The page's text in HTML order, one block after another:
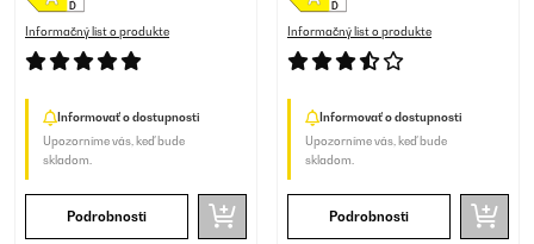
Informačný list o produkte
Informovať o dostupnosti
Upozorníme vás, keď bude
skladom.
Podrobnosti
Informačný list o produkte
Informovať o dostupnosti
Upozorníme vás, keď bude
skladom.
Podrobnosti